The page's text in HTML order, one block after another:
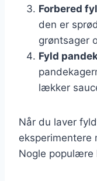
Forbered
den er
grøntsager
Fyld
lækker
Når du laver
eksperimentere
Nogle populære